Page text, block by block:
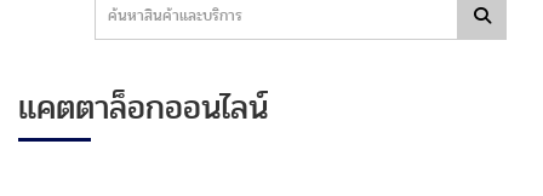
แคตตาล็อกออนไลน์